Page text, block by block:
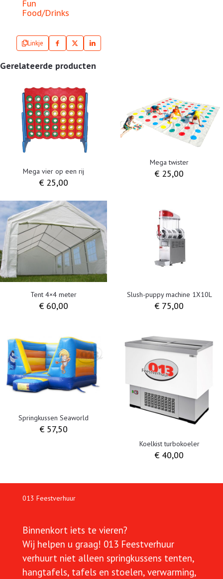
Fun
Food/Drinks
Linkje
Gerelateerde producten
Mega vier op een rij
€25,00
Mega twister
€ 25,00
Tent 4×4 meter
€60,00
Slush-puppy machine 1X10L
€ 75,00
Springkussen Seaworld
€57,50
Koelkist turbokoeler
€ 40,00
013 Feestverhuur
Binnenkort iets te vieren?
Wij helpen u graag! 013 Feestverhuur
verhuurt niet alleen springkussens tenten,
hangtafels, tafels en stoelen, verwarming,